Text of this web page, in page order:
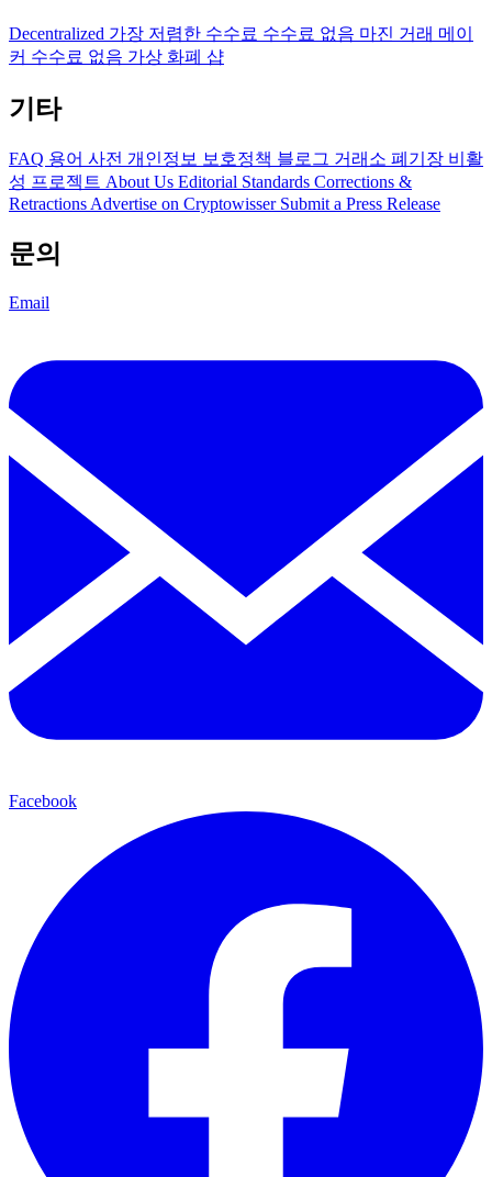
Decentralized 가장 저렴한 수수료 수수료 없음 마진 거래 메이
커 수수료 없음 가상 화폐 샵
기타
FAQ 용어 사전 개인정보 보호정책 블로그 거래소 폐기장 비활
성 프로젝트 About Us Editorial Standards Corrections &
Retractions Advertise on Cryptowisser Submit a Press Release
문의
Email
Facebook